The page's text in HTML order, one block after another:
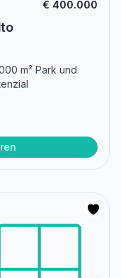
€ 400.000
m² Park und